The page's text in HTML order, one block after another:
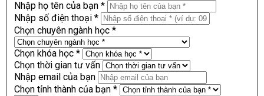
Nhập họ tên của bạn *
Nhập số điện thoại *
Chọn chuyên ngành học *
Chọn khóa học *
Chọn thời gian tư vấn
Nhập email của bạn
Chọn tỉnh thành của bạn *